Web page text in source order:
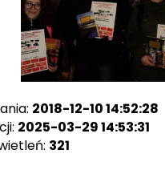
2018-12-10 14:52:28
2025-03-29 14:53:31
321